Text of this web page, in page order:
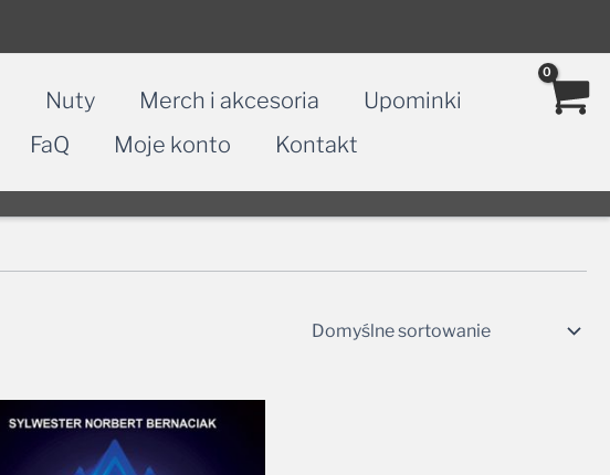
Nuty Merch i akcesoria
Upominki
FaQ Moje konto Kontakt